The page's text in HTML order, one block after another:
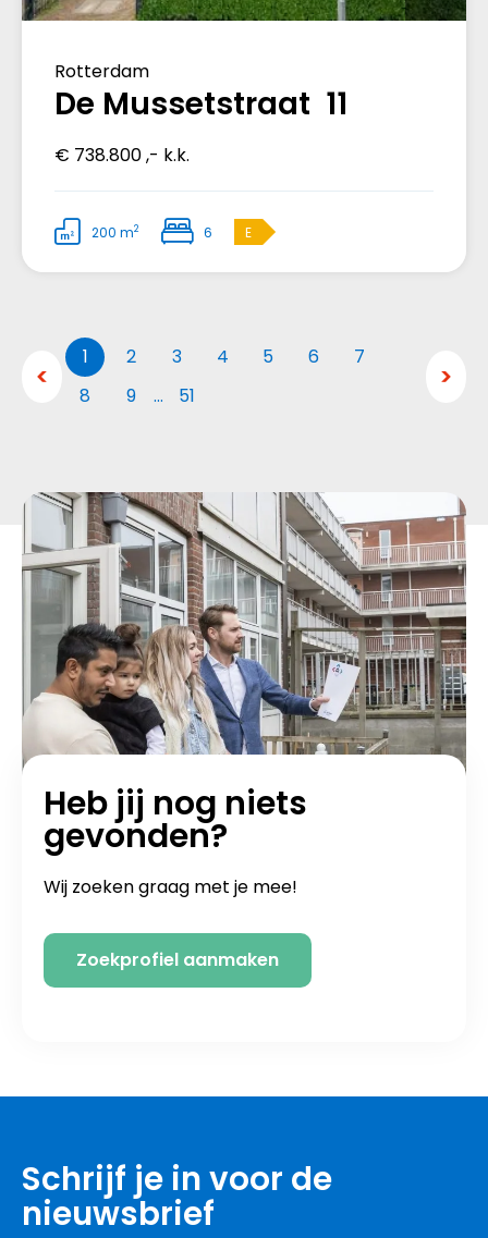
Rotterdam
De Mussetstraat 11
€ 738.800 ,- k.k.
200 m2 6 E
1 2 3 4 5 6
7
8
9 … 51
Heb jij nog niets
gevonden?
Wij zoeken graag met je mee!
Zoekprofiel aanmaken
Schrijf je in voor de
nieuwsbrief